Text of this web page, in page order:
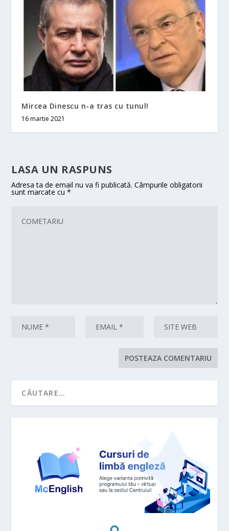
Mircea Dinescu n-a tras cu tunul!
16 martie 2021
LASA UN RASPUNS
Adresa ta de email nu va fi publicată. Câmpurile obligatorii
sunt marcate cu*